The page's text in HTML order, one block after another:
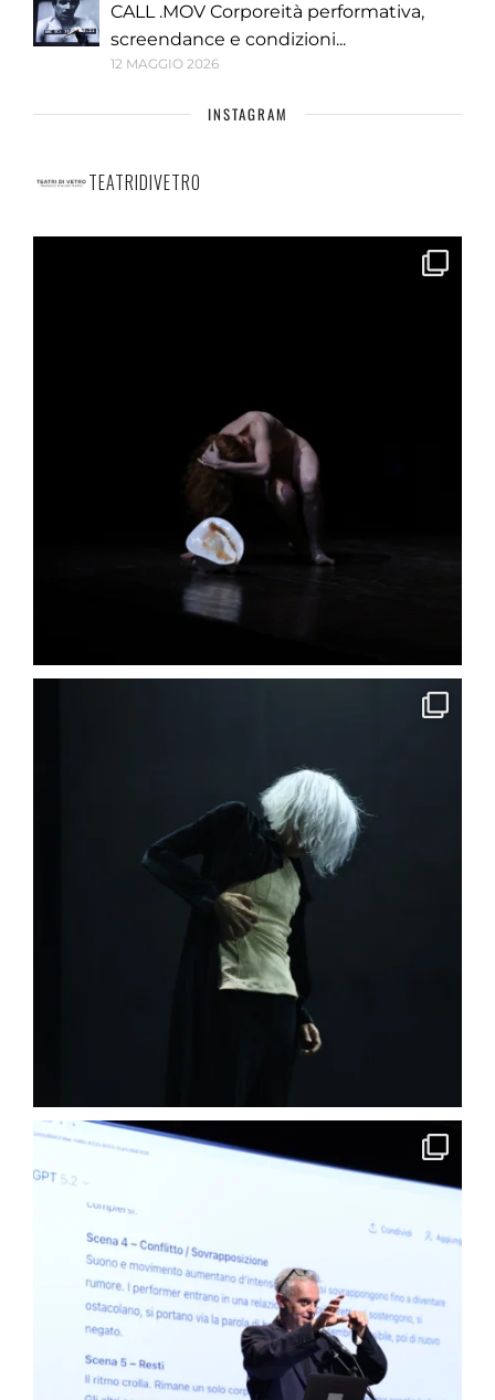
CALL .MOV Corporeità performativa,
screendance e condizioni...
12 MAGGIO 2026
INSTAGRAM
TEATRIDIVETRO